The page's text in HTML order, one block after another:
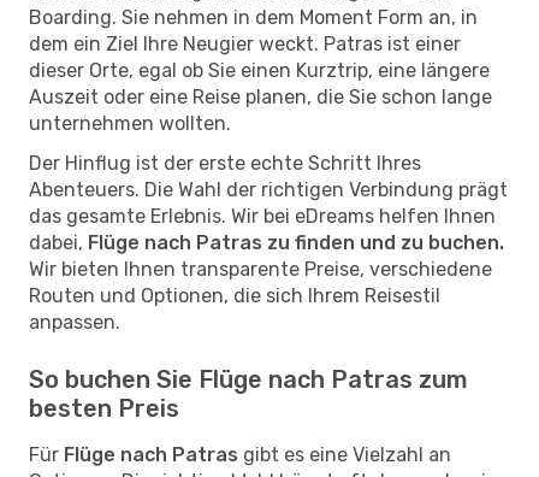
Boarding. Sie nehmen in dem Moment Form an, in
dem ein Ziel Ihre Neugier weckt. Patras ist einer
dieser Orte, egal ob Sie einen Kurztrip, eine längere
Auszeit oder eine Reise planen, die Sie schon lange
unternehmen wollten.
Der Hinflug ist der erste echte Schritt Ihres
Abenteuers. Die Wahl der richtigen Verbindung prägt
das gesamte Erlebnis. Wir bei eDreams helfen Ihnen
dabei, Flüge nach Patras zu finden und zu buchen.
Wir bieten Ihnen transparente Preise, verschiedene
Routen und Optionen, die sich Ihrem Reisestil
anpassen.
So buchen Sie Flüge nach Patras zum
besten Preis
Für Flüge nach Patras gibt es eine Vielzahl an